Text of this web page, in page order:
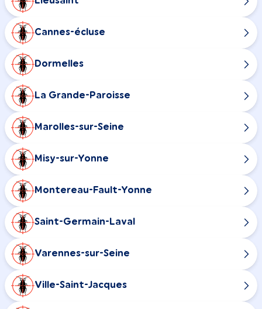
Cannes-écluse
Dormelles
La Grande-Paroisse
Marolles-sur-Seine
Misy-sur-Yonne
Montereau-Fault-Yonne
Saint-Germain-Laval
Varennes-sur-Seine
Ville-Saint-Jacques